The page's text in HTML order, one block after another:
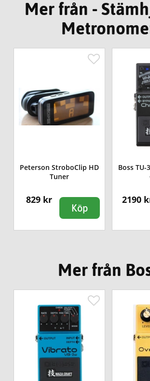
Mer från -
Peterson StroboClip HD
Tuner
829 kr
Köp
Boss TU-
2190
Mer från